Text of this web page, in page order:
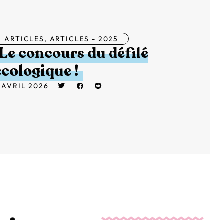
ARTICLES, ARTICLES - 2025
concours du défilé
!
2026